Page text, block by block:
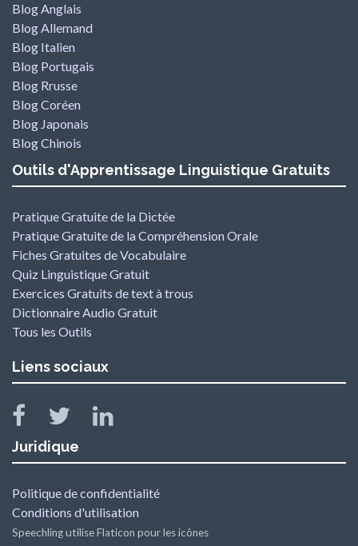
Blog Anglais
Blog Allemand
Blog Italien
Blog Portugais
Blog Rrusse
Blog Coréen
Blog Japonais
Blog Chinois
Outils d'Apprentissage Linguistique Gratuits
Pratique Gratuite de la Dictée
Pratique Gratuite de la Compréhension Orale
Fiches Gratuites de Vocabulaire
Quiz Linguistique Gratuit
Exercices Gratuits de text à trous
Dictionnaire Audio Gratuit
Tous les Outils
Liens sociaux
Juridique
Politique de confidentialité
Conditions d'utilisation
Speechling utilise Flaticon pour les icônes